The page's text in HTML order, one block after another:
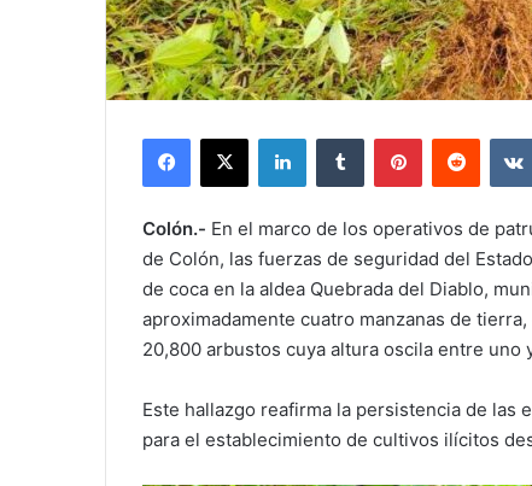
Facebook
X LinkedInTumblr PinterestReddit
Colón.- En el marco de los operativos de
de Colón, las fuerzas de seguridad del
de coca en la aldea Quebrada del Diablo,
aproximadamente cuatro manzanas de
20,800 arbustos cuya altura oscila entre
Este hallazgo reafirma la persistencia de
para el establecimiento de cultivos ilícitos